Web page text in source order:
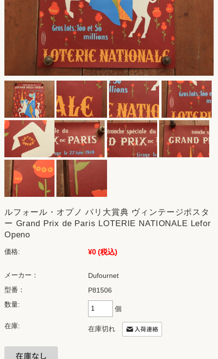
ルフォール・オプノ パリ大賞典 ヴィンテージポスタ
ー Grand Prix de Paris LOTERIE NATIONALE Lefor
Openo
価格: ¥0 (税込)
メーカー：
Dufournet
型番：
P81506
数量:
個
在庫: 在庫切れ